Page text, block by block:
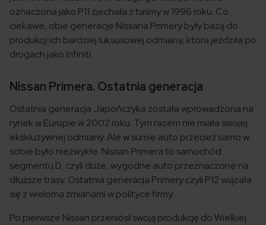
oznaczona jako P11 zjechała z taśmy w 1996 roku. Co
ciekawe, obie generacje Nissana Primery były bazą do
produkcji ich bardziej luksusowej odmiany, która jeździła po
drogach jako Infiniti.
Nissan Primera. Ostatnia generacja
Ostatnia generacja Japończyka została wprowadzona na
rynek w Europie w 2002 roku. Tym razem nie miała swojej
ekskluzywnej odmiany. Ale w sumie auto przecież samo w
sobie było niezwykłe. Nissan Primera to samochód
segmentu D, czyli duże, wygodne auto przeznaczone na
dłuższe trasy. Ostatnia generacja Primery czyli P12 wiązała
się z wieloma zmianami w polityce firmy.
Po pierwsze Nissan przeniósł swoją produkcję do Wielkiej